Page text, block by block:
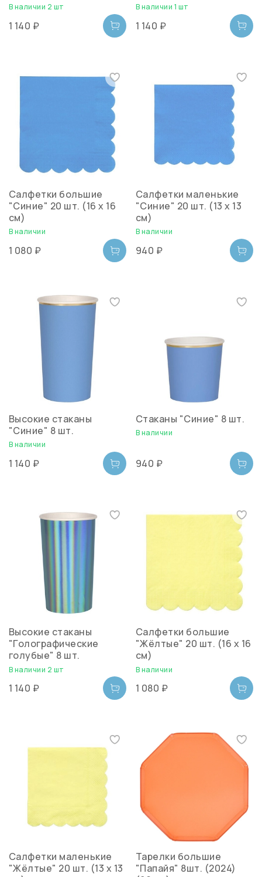
В наличии 2 шт
1 140 ₽
В наличии 1 шт
1 140 ₽
Салфетки большие
"Синие" 20 шт. (16 х 16
см)
В наличии
1 080 ₽
Салфетки маленькие
"Синие" 20 шт. (13 х 13
см)
В наличии
940 ₽
Высокие стаканы
"Синие" 8 шт.
В наличии
1 140 ₽
Стаканы "Синие" 8 шт.
В наличии
940 ₽
Высокие стаканы
"Голографические
голубые" 8 шт.
В наличии 2 шт
1 140 ₽
Салфетки большие
"Жёлтые" 20 шт. (16 х 16
см)
В наличии
1 080 ₽
Салфетки маленькие
"Жёлтые" 20 шт. (13 х 13
Тарелки большие
"Папайя" 8шт. (2024)